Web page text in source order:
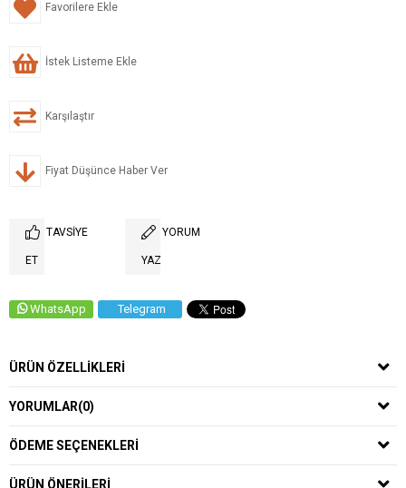
Favorilere Ekle
İstek Listeme Ekle
Karşılaştır
Fiyat Düşünce Haber Ver
TAVSIYE
ET
YORUM
YAZ
WhatsApp Telegram
ÜRÜN ÖZELLIKLERI
YORUMLAR(0)
ÖDEME SEÇENEKLERI
ÜRÜN ÖNERILERI